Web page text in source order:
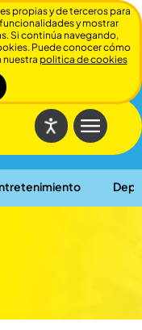
Cerrar
propias y de terceros para
y mostrar
Si continúa navegando,
Puede conocer cómo
nuestra politica de cookies